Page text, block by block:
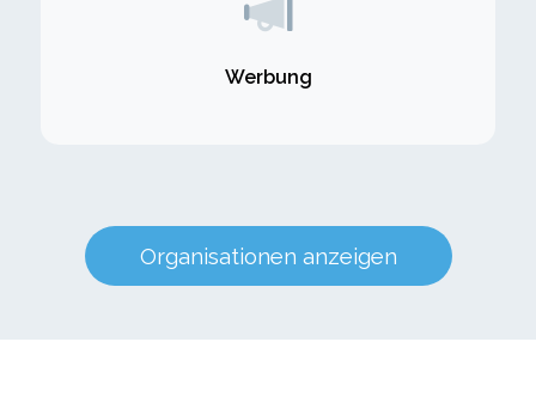
Werbung
Organisationen anzeigen